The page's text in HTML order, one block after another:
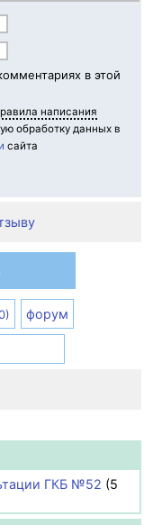
в этой
написания
обработку данных в
сайта
форум
ГКБ №52 (5